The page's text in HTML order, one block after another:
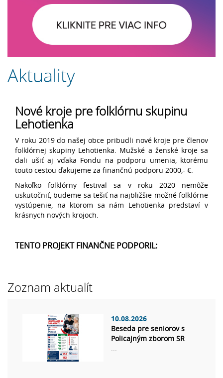
Aktuality
Nové kroje pre folklórnu skupinu
Lehotienka
V roku 2019 do našej obce pribudli nové kroje pre členov
folklórnej skupiny Lehotienka. Mužské a ženské kroje sa
dali ušiť aj vďaka Fondu na podporu umenia, ktorému
touto cestou ďakujeme za finančnú podporu 2000,- €.
Nakoľko folklórny festival sa v roku 2020 nemôže
uskutočniť, budeme sa tešiť na najbližšie možné folklórne
vystúpenie, na ktorom sa nám Lehotienka predstaví v
krásnych nových krojoch.
TENTO PROJEKT FINANČNE PODPORIL:
Zoznam aktualít
10.08.2026
Beseda pre seniorov s
Policajným zborom SR
...